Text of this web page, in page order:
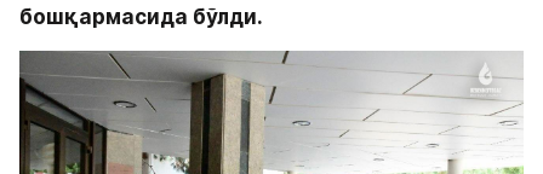
бошқармасида бўлди.